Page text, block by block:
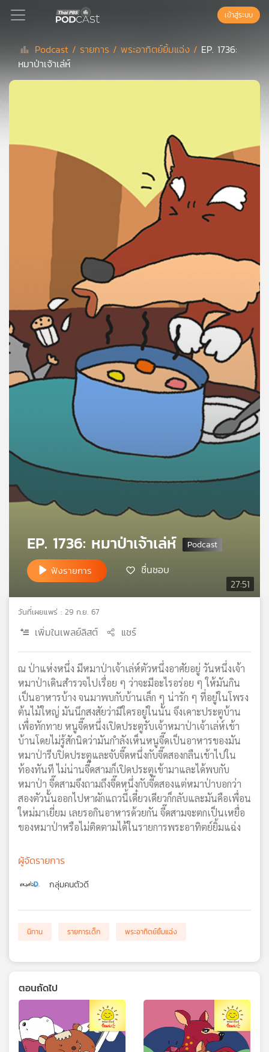
Podcast
สต์
เพลง
บทความ
กับ
เรา
เครือ
เอส
แผนที่
วิทยุ
เครือ
ข่าย
เข้าสู่ระบบ
Podcast / รายการ /พระอาทิตย์ยิ้มแฉ่ง / EP. 1736:
หมาป่าเจ้าเล่ห์
27:51
EP. 1736: หมาป่าเจ้าเล่ห์
ฟังรายการ ชื่นชอบ
วันที่เผยแพร่ : 29 ก.ย. 67
เพิ่มในเพลย์ลิสต์ แชร์
ณ ป่าแห่งหนึ่ง มีหมาป่าเจ้าเล่ห์ตัวหนึ่งอาศัยอยู่ วันหนึ่งเจ้า
หมาป่าเดินสำรวจไปเรื่อย ๆ ว่าจะมีอะไรอร่อย ๆ ให้มันกิน
เป็นอาหารบ้าง จนมาพบกับบ้านเล็ก ๆ น่ารัก ๆ ที่อยู่ในโพรง
ต้นไม้ใหญ่ มันนึกสงสัยว่ามีใครอยู่ในนั้น จึงเคาะประตูบ้าน
เพื่อทักทาย หนูจี๊ดหนึ่งเปิดประตูรับเจ้าหมาป่าเจ้าเล่ห์เข้า
บ้านโดยไม่รู้สักนิดว่ามันกำลังเห็นหนูจี๊ดเป็นอาหารของมัน
หมาป่ารีบปิดประตูและจับจี๊ดหนึ่งกับจี๊ดสองกลืนเข้าไปใน
ท้องทันที ไม่น่านจี๊ดสามก็เปิดประตูเข้ามาและได้พบกับ
หมาป่า จี๊ดสามจึงถามถึงจี๊ดหนึ่งกับจี๊ดสองแต่หมาป่าบอกว่า
สองตัวนั้นออกไปหาผักแถวนี้เดี๋ยวเดียวก็กลับและมันคือเพื่อน
ใหม่มาเยี่ยม เลยรอกินอาหารด้วยกัน จี๊ดสามจะตกเป็นเหยื่อ
ของหมาป่าหรือไม่ติดตามได้ในรายการพระอาทิตย์ยิ้มแฉ่ง
ผู้จัดรายการ
กลุ่มคนตัวดี
นิทาน รายการเด็ก พระอาทิตย์ยิ้มแฉ่ง
ตอนถัดไป